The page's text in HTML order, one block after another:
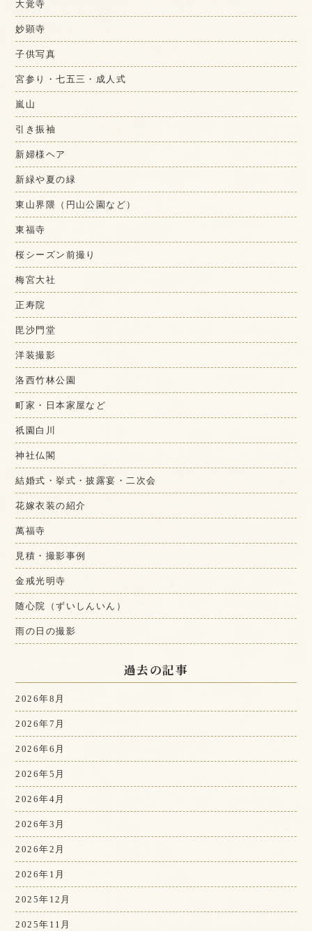
大覚寺
妙顕寺
子供写真
宮参り・七五三・成人式
嵐山
引き振袖
新婦様ヘア
新緑や夏の緑
東山界隈（円山公園など）
東福寺
桜シーズン前撮り
梅宮大社
正寿院
毘沙門堂
洋装撮影
洛西竹林公園
町家・日本家屋など
祇園白川
神社仏閣
結婚式・挙式・披露宴・二次会
花嫁衣装の紹介
萬福寺
見積・撮影事例
金戒光明寺
随心院（ずいしんいん）
雨の日の撮影
過去の記事
2026年8月
2026年7月
2026年6月
2026年5月
2026年4月
2026年3月
2026年2月
2026年1月
2025年12月
2025年11月